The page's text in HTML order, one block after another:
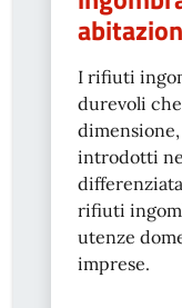
I rifiuti
durevoli
dimensione,
introdotti
rifiuti
utenze
imprese.